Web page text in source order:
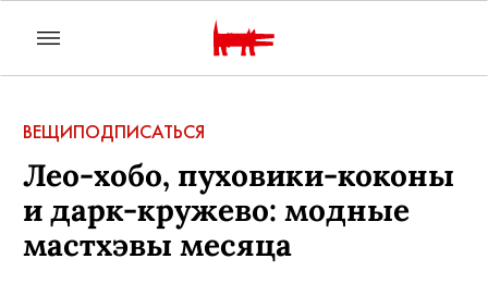
ВЕЩИПОДПИСАТЬСЯ
Лео-хобо, пуховики-коконы
и дарк-кружево: модные
мастхэвы месяца